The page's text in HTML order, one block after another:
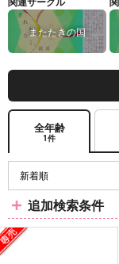
またたきの国
全年齢
1件
追加検索条件